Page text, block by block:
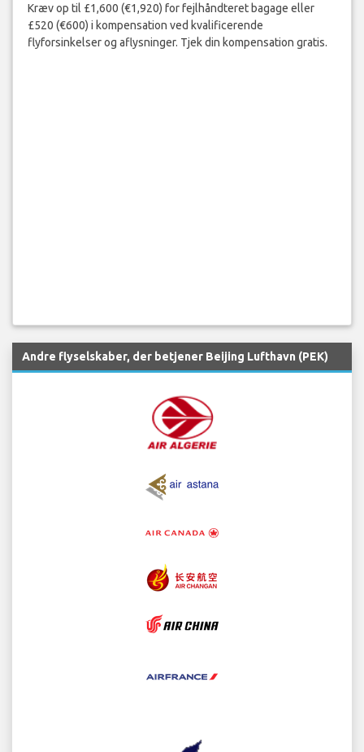
Kræv op til £1,600 (€1,920) for fejlhåndteret bagage eller
£520 (€600) i kompensation ved kvalificerende
flyforsinkelser og aflysninger. Tjek din kompensation gratis.
Andre flyselskaber, der betjener Beijing Lufthavn (PEK)